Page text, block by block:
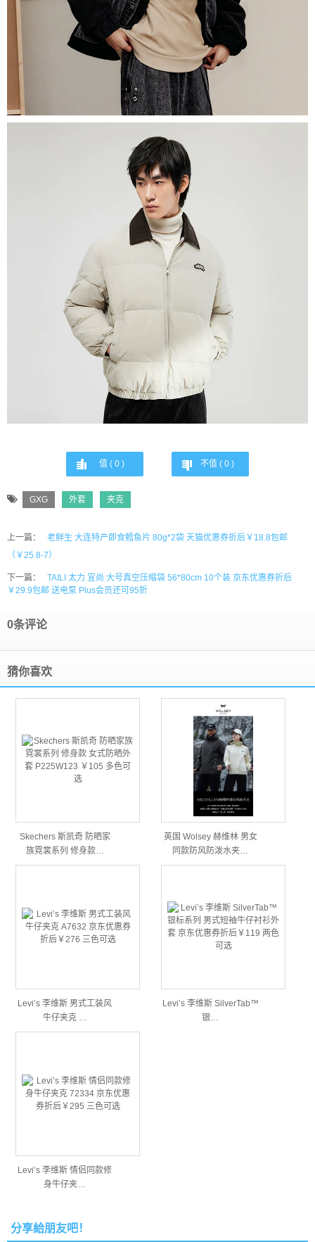
值 ( 0 ) 不值 ( 0 )
GXG 外套 夹克
上一篇：
老鲜生 大连特产即食鳕鱼片 80g*2袋 天猫优惠券折后￥18.8包邮
（￥25.8-7）
下一篇：
TAILI 太力 宜尚 大号真空压缩袋 56*80cm 10个装 京东优惠券折后
￥29.9包邮 送电泵 Plus会员还可95折
0条评论
猜你喜欢
Skechers 斯凯奇 防晒家
族霓裳系列 修身款…
英国 Wolsey 赫维林 男女
同款防风防泼水夹…
Levi’s 李维斯 男式工装风
牛仔夹克 …
Levi’s 李维斯 SilverTab™
银…
Levi’s 李维斯 情侣同款修
身牛仔夹…
分享給朋友吧！